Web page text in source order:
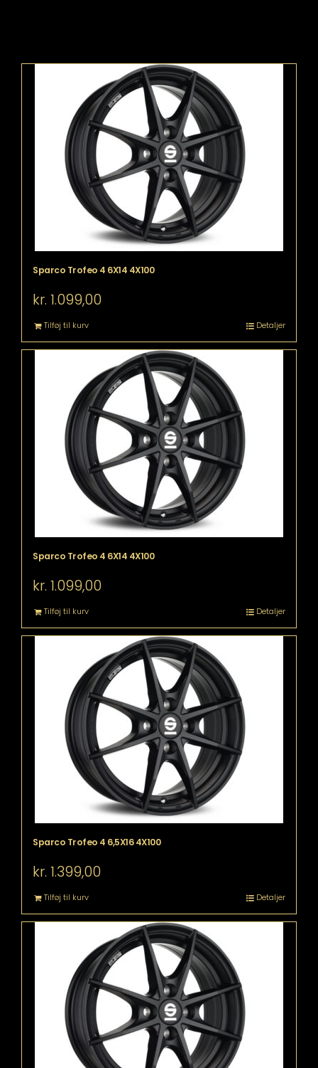
Sparco Trofeo 4 6X14 4X100
kr. 1.099,00
Tilføj til kurv Detaljer
Sparco Trofeo 4 6X14 4X100
kr. 1.099,00
Tilføj til kurv Detaljer
Sparco Trofeo 4 6,5X16 4X100
kr. 1.399,00
Tilføj til kurv Detaljer